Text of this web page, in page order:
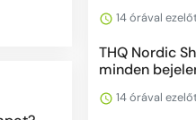
14 órával
THQ Nordic
minden
14 órával